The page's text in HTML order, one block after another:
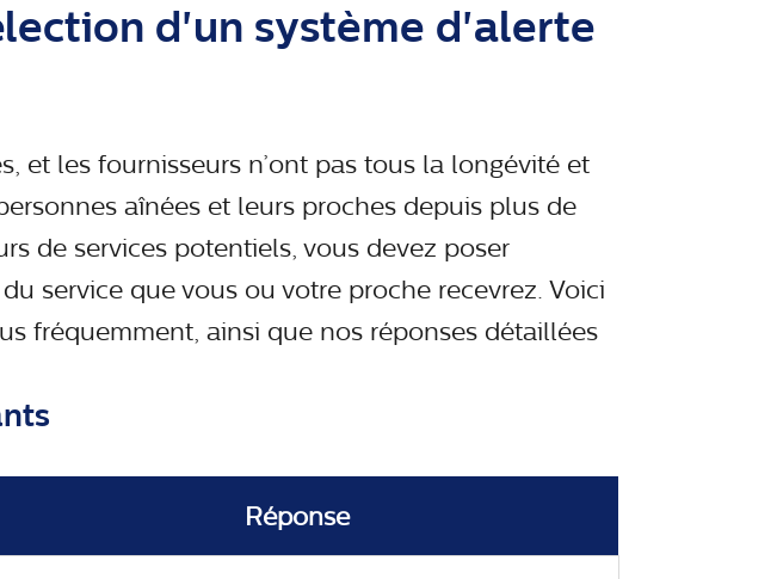
d'un système d'alerte
et les fournisseurs n’ont pas tous la longévité et
aînées et leurs proches depuis plus de
de services potentiels, vous devez poser
service que vous ou votre proche recevrez. Voici
fréquemment, ainsi que nos réponses détaillées
Réponse